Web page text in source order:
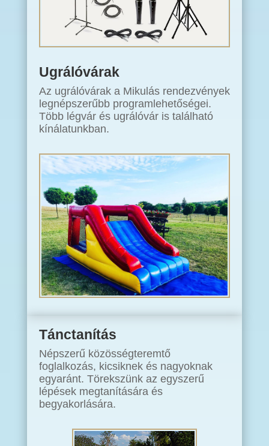
Ugrálóvárak
Az ugrálóvárak a Mikulás rendezvények
legnépszerűbb programlehetőségei.
Több légvár és ugrálóvár is található
kínálatunkban.
Tánctanítás
Népszerű közösségteremtő
foglalkozás, kicsiknek és nagyoknak
egyaránt. Törekszünk az egyszerű
lépések megtanítására és
begyakorlására.